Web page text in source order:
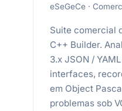
eSeGeCe ·
Suite comercial
C++ Builder.
3.x JSON /
interfaces,
em Object
problemas sob